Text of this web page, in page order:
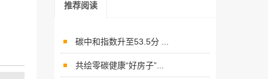
推荐阅读
碳中和指数升至53.5分 ...
共绘零碳健康“好房子”...